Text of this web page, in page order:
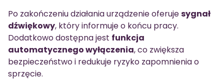
Po zakończeniu działania urządzenie oferujesygnał
dźwiękowy, który informuje o końcu pracy.
Dodatkowo dostępna jest funkcja
automatycznego wyłączenia, co zwiększa
bezpieczeństwo i redukuje ryzyko zapomnienia o
sprzęcie.